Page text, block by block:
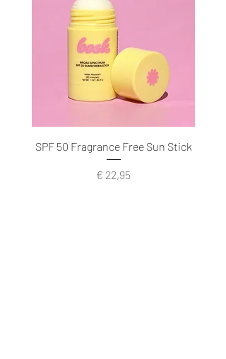
SPF 50 Fragrance Free Sun Stick
Prijs
€ 22,95